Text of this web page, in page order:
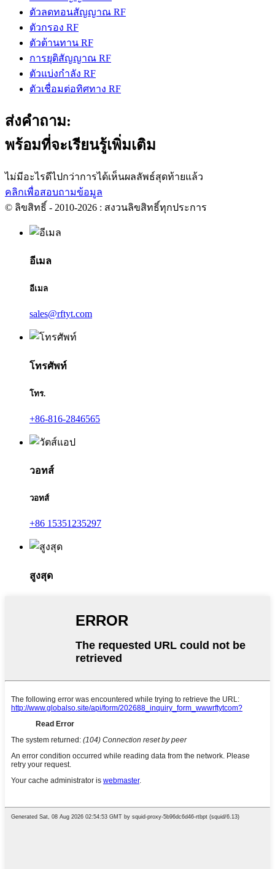
ตัวลดทอนสัญญาณ RF
ตัวกรอง RF
ตัวต้านทาน RF
การยุติสัญญาณ RF
ตัวแบ่งกำลัง RF
ตัวเชื่อมต่อทิศทาง RF
ส่งคำถาม:
พร้อมที่จะเรียนรู้เพิ่มเติม
ไม่มีอะไรดีไปกว่าการได้เห็นผลลัพธ์สุดท้ายแล้ว
คลิกเพื่อสอบถามข้อมูล
© ลิขสิทธิ์ - 2010-2026 : สงวนลิขสิทธิ์ทุกประการ
อีเมล
อีเมล
sales@rftyt.com
โทรศัพท์
โทร.
+86-816-2846565
วอทส์
วอทส์
+86 15351235297
สูงสุด